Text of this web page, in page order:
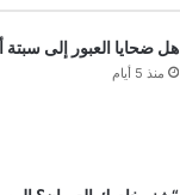
هل ضحايا العبور إلى سبتة
منذ 5 أيام